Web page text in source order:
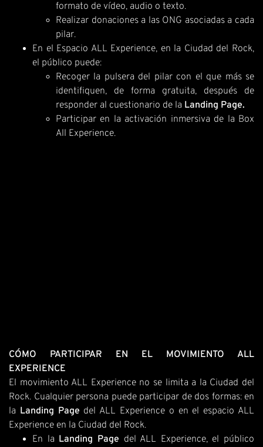
formato de vídeo, audio o texto.
Realizar donaciones a las ONG asociadas a cada
pilar.
En el Espacio ALL Experience, en la Ciudad del Rock,
el público puede:
Recoger la pulsera del pilar con el que más se
identifiquen, de forma gratuita, después de
responder al cuestionario de la Landing Page.
Participar en la activación inmersiva de la Box
All Experience.
CÓMO PARTICIPAR EN EL MOVIMIENTO ALL
EXPERIENCE
El movimiento ALL Experience no se limita a la Ciudad del
Rock. Cualquier persona puede participar de dos formas: en
la Landing Page del ALL Experience o en el espacio ALL
Experience en la Ciudad del Rock.
En la Landing Page del ALL Experience, el público